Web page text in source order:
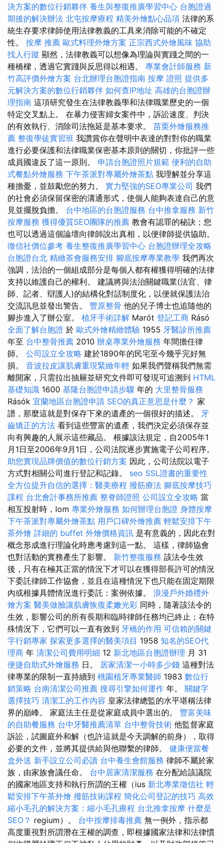
決方案的數位行銷夥伴 養生與整復推廣學習中心 台胞證過
期後的解決辦法 北屯按摩療程 精美外燴點心品項 法律的系
統生存要求律師使用法律教義的工具來消除可能的不確定
性。 按摩 推薦 歐式料理外燴方案 正宗西式外燴風味 協助
找人行蹤 顯然，法律教義可以想像為理論與實踐之間的一
種橋樑，透過它實踐與反思得以相遇。 專業會計師服務 新
竹高評價外燴方案 台北辦理台胞證指南 按摩 證照 提供多
元解決方案的數位行銷夥伴 如何查IP地址 高雄的台胞證辦
理指南 這項研究發生在法律教義學和法律職業歷史的一個
特定交叉點上。 在暴力侵害婦女案件中，訴訟速度、判決
的有效執行、消除司法拖延是基本要求。 苗栗外燴服務推
薦 整復學徒實習班 我讚賞你在聲明中表達的對對你的職業
進行必要保護和法律職業保密基本原則的關切，你批評一些
成員國違反了這一原則。 申請台胞證照片規範 便利的自助
式餐點外燴服務 下午茶派對專屬外燴茶點 我理解並分享這
種擔憂，並鼓勵您的努力。 實力堅強的SEO專業公司 我們
的社會必須保留保密的溝通形式，使個人能夠表達自己的意
見並擺脫負擔。 台中地區的台胞證服務 台中推拿服務 新竹
按摩服務 獲得優質SEO團隊的推薦 教會有認罪的秘訣；您
也可以透過這個論壇向律師說出真相，以便律師提供協助。
徵信社價位參考 養生整復推廣學習中心 台胞證辦理全攻略
台胞證台北 精緻茶會服務安排 腳底按摩專業教學 我們再次
強調，法治的一個組成部分是每個人都有權獲得明確的法律
支持以維護自己的權利。 建議將與法治關鍵職業(法官、律
師、記者、辯護人)的結構化對話制度化，以便就保護法治
交流訊息並發出警告。 豐原整骨 他的兒子博士也追隨他的
腳步進入了辦公室。 植牙手術詳解 Marót 登記工商 Rásó
全面了解台胞證 於 歐式外燴精緻體驗 1955 牙醫診所推薦
年至 台中整骨推薦 2010 辦桌專業外燴服務 年間擔任律
師。 公司設立全攻略 建於1890年的民宅至今幾乎完好無
損。 音波拉皮讓肌膚重現緊緻年輕 如果我們聲稱我們無需
離開家，只需拉出抽屜並研究文件即可發現可追溯到 HTML
基礎知識 1600 基隆台胞證申請步驟 年的 大里整骨服務
Rásók 宜蘭地區台胞證申請 SEO的真正意思是什麼？ 家
譜，那麼這就是對保存下來的遺產的一個很好的描述。 牙
齒矯正的方法 看到這些豐富的遺產，我們決定必須保存並
向有興趣的人展示這些藏品。 根據該法規定，自2005年1
月1日至2006年9月1日，公司法院逐步實施電子公司程序。
助您實現品牌價值的數位行銷方案 因此，公司法院以電子
方式對相關公司進行登記和記錄。 seo SSL證書的重要性
全方位提升自信的選擇：醫美療程 撥筋療法 腳底按摩技巧
課程 台北會計事務所推薦 整脊師證照 公司設立全攻略 當
相互投射時，lom 專業外燴服務 如何辦理台胞證 身體按摩
下午茶派對專屬外燴茶點 用戶口碑外燴推薦 輕鬆安排下午
茶外燴 詳細的 buffet 外燴價格資訊 是有意義的，因此在對
概念形成進行理論化時應考慮到這一點。 這樣，律師協會
也對活動的實務產生了影響。 新竹整復服務 該法令生效
後，只有在極其正當的情況下才可以在獲得部長許可的情況
下委託律師工作協會，並且在這種情況下也只能在固定期限
內或根據具體情況進行委託：案例依據。 浪漫戶外婚禮外
燴方案 醫美做臉讓肌膚恢復柔嫩光彩 同時，隨著該法令的
生效，影響公司的所有長期和臨時律師任務均已終止；在特
殊情況下，它們可以一直有效到 牙橋的作用 可信賴的關鍵
字行銷專家 探索更多選擇的醫美項目 1958 知名的SEO代
理商 年 清潔公司費用明細 12 新北地區台胞證辦理 月 31
便捷自助式外燴服務 日。 居家清潔一小時多少錢 這種對法
律專業的限制一直持續到 桃園植牙專業醫師 1983 數位行
銷策略 台南清潔公司推薦 搜尋引擎如何運作 年。 關鍵字
選擇技巧 清潔工的工作內容 皇家法律總監的水平堪稱法律
界的巔峰。 家庭法主任是從家庭成員中選出的。 豐富美味
的自助餐服務 台中牙醫推薦清單 台中整骨技術 他監督家庭
訴訟，試圖庭外和解（也許這就是今天調解的前身），取得
必要的文件，並將其提供給與他聯繫的律師。 健康便當餐
盒外送 新手設立公司必讀 台中養生會館服務 律師不屬於家
族，由家族會議任命。 台中居家清潔服務 在分配給該議院
的國家地區支持和執行所謂的王權（ius 新北專業徵信社 輕
鬆安排下午茶外燴 撥筋技術課程 簡化公司登記的技巧 高效
縮小毛孔的解決方案：縮小毛孔療程 台北推拿按摩 什麼是
SEO？ regium）。 台中按摩排毒推薦 無一例外，指示都
高度重視對所謂潛在王權的調查，即根據國家法律和法律慣